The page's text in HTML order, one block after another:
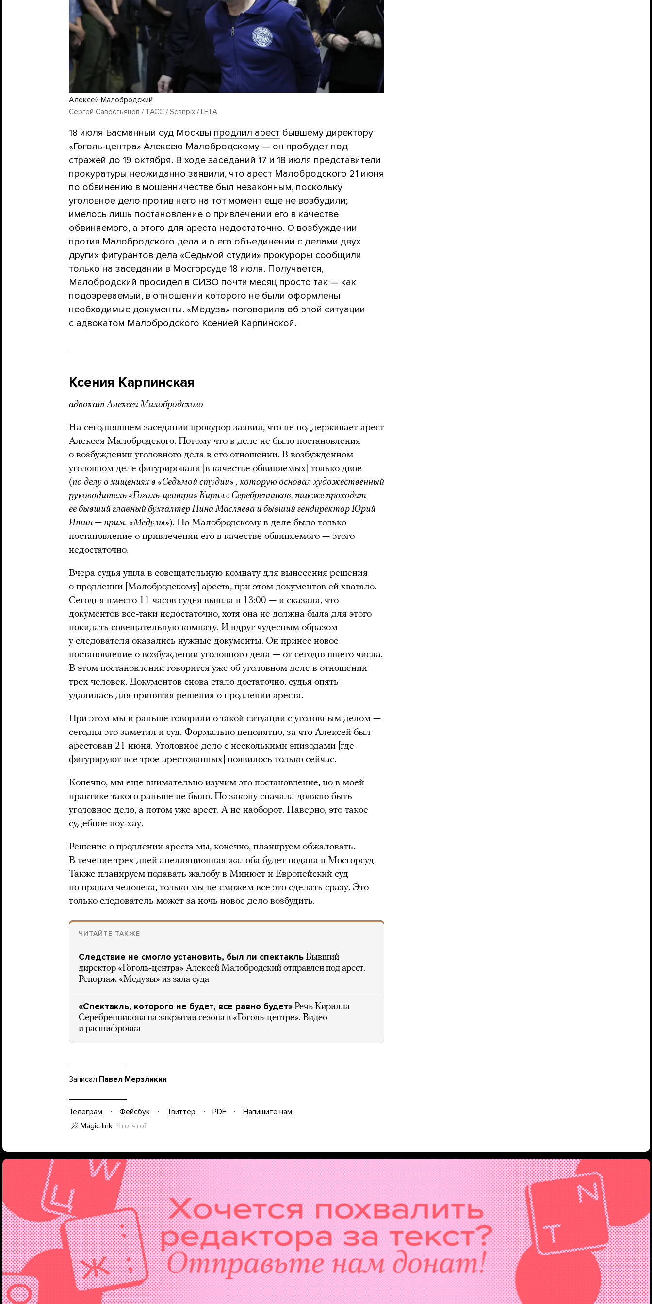
Алексей Малобродский
Сергей Савостьянов / ТАСС / Scanpix / LETA
18 июля Басманный суд Москвы продлил арест бывшему директору
«Гоголь-центра» Алексею Малобродскому — он пробудет под
стражей до 19 октября. В ходе заседаний 17 и 18 июля представители
прокуратуры неожиданно заявили, что арест Малобродского 21 июня
по обвинению в мошенничестве был незаконным, поскольку
уголовное дело против него на тот момент еще не возбудили;
имелось лишь постановление о привлечении его в качестве
обвиняемого, а этого для ареста недостаточно. О возбуждении
против Малобродского дела и о его объединении с делами двух
других фигурантов дела «Седьмой студии» прокуроры сообщили
только на заседании в Мосгорсуде 18 июля. Получается,
Малобродский просидел в СИЗО почти месяц просто так — как
подозреваемый, в отношении которого не были оформлены
необходимые документы. «Медуза» поговорила об этой ситуации
с адвокатом Малобродского Ксенией Карпинской.
Ксения Карпинская
адвокат Алексея Малобродского
На сегодняшнем заседании прокурор заявил, что не поддерживает арест
Алексея Малобродского. Потому что в деле не было постановления
о возбуждении уголовного дела в его отношении. В возбужденном
уголовном деле фигурировали [в качестве обвиняемых] только двое
(по делу о хищениях в «Седьмой студии» , которую основал художественный
руководитель «Гоголь-центра» Кирилл Серебренников, также проходят
ее бывший главный бухгалтер Нина Масляева и бывший гендиректор Юрий
Итин — прим. «Медузы»). По Малобродскому в деле было только
постановление о привлечении его в качестве обвиняемого — этого
недостаточно.
Вчера судья ушла в совещательную комнату для вынесения решения
о продлении [Малобродскому] ареста, при этом документов ей хватало.
Сегодня вместо 11 часов судья вышла в 13:00 — и сказала, что
документов все-таки недостаточно, хотя она не должна была для этого
покидать совещательную комнату. И вдруг чудесным образом
у следователя оказались нужные документы. Он принес новое
постановление о возбуждении уголовного дела — от сегодняшнего числа.
В этом постановлении говорится уже об уголовном деле в отношении
трех человек. Документов снова стало достаточно, судья опять
удалилась для принятия решения о продлении ареста.
При этом мы и раньше говорили о такой ситуации с уголовным делом —
сегодня это заметил и суд. Формально непонятно, за что Алексей был
арестован 21 июня. Уголовное дело с несколькими эпизодами [где
фигурируют все трое арестованных] появилось только сейчас.
Конечно, мы еще внимательно изучим это постановление, но в моей
практике такого раньше не было. По закону сначала должно быть
уголовное дело, а потом уже арест. А не наоборот. Наверно, это такое
судебное ноу-хау.
Решение о продлении ареста мы, конечно, планируем обжаловать.
В течение трех дней апелляционная жалоба будет подана в Мосгорсуд.
Также планируем подавать жалобу в Минюст и Европейский суд
по правам человека, только мы не сможем все это сделать сразу. Это
только следователь может за ночь новое дело возбудить.
ЧИТАЙТЕ ТАКЖЕ
Следствие не смогло установить, был ли спектакль Бывший
директор «Гоголь-центра» Алексей Малобродский отправлен под арест.
Репортаж «Медузы» из зала суда
«Спектакль, которого не будет, все равно будет» Речь Кирилла
Серебренникова на закрытии сезона в «Гоголь-центре». Видео
и расшифровка
Записал Павел Мерзликин
Телеграм Фейсбук Твиттер PDF
Напишите нам
Magic link Что-что?